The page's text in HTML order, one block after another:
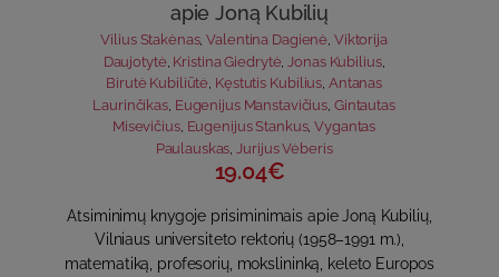
apie Joną Kubilių
Vilius Stakėnas,Valentina Dagienė, Viktorija
Daujotytė Kristina Giedrytė Jonas Kubilius,
Birutė Kubiliūtė, Kęstutis Kubilius,Antanas
Laurinčikas, Eugenijus Manstavičius Gintautas
Misevičius, Eugenijus Stankus,Vygantas
Paulauskas,Jurijus Vėberis
19.04€
Atsiminimų knygoje prisiminimais apie Joną Kubilių,
Vilniaus universiteto rektorių (1958–1991 m.),
matematiką, profesorių, mokslininką, keleto Europos